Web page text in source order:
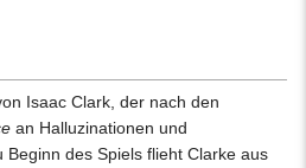
Isaac Clark, der nach den
an Halluzinationen und
des Spiels flieht Clarke aus